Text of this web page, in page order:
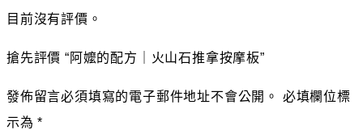
目前沒有評價。
搶先評價 “阿嬤的配方｜火山石推拿按摩板”
發佈留言必須填寫的電子郵件地址不會公開。
必填欄位標
示為*